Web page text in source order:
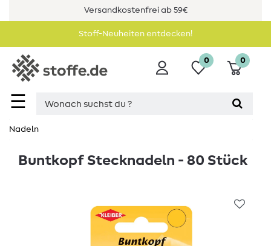
Versandkostenfrei ab 59€
Stoff-Neuheiten entdecken!
☰
0 0
Nadeln
Buntkopf Stecknadeln - 80 Stück